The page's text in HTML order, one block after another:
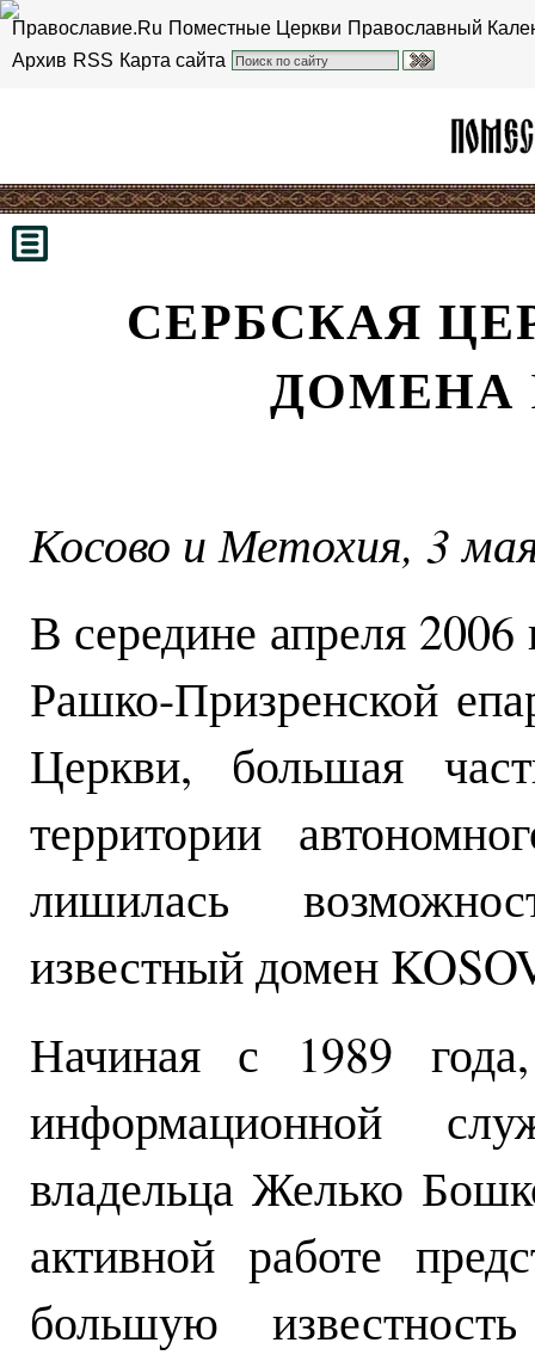
Православие.Ru Поместные Церкви Православный
Архив RSS Карта сайта
СЕРБСКАЯ
ДОМЕНА
Косово и Метохия, 3
В середине апреля
Рашко-Призренской
Церкви, большая
территории
лишилась
известный домен
Начиная с 1989
информационной
владельца Желько
активной работе
большую